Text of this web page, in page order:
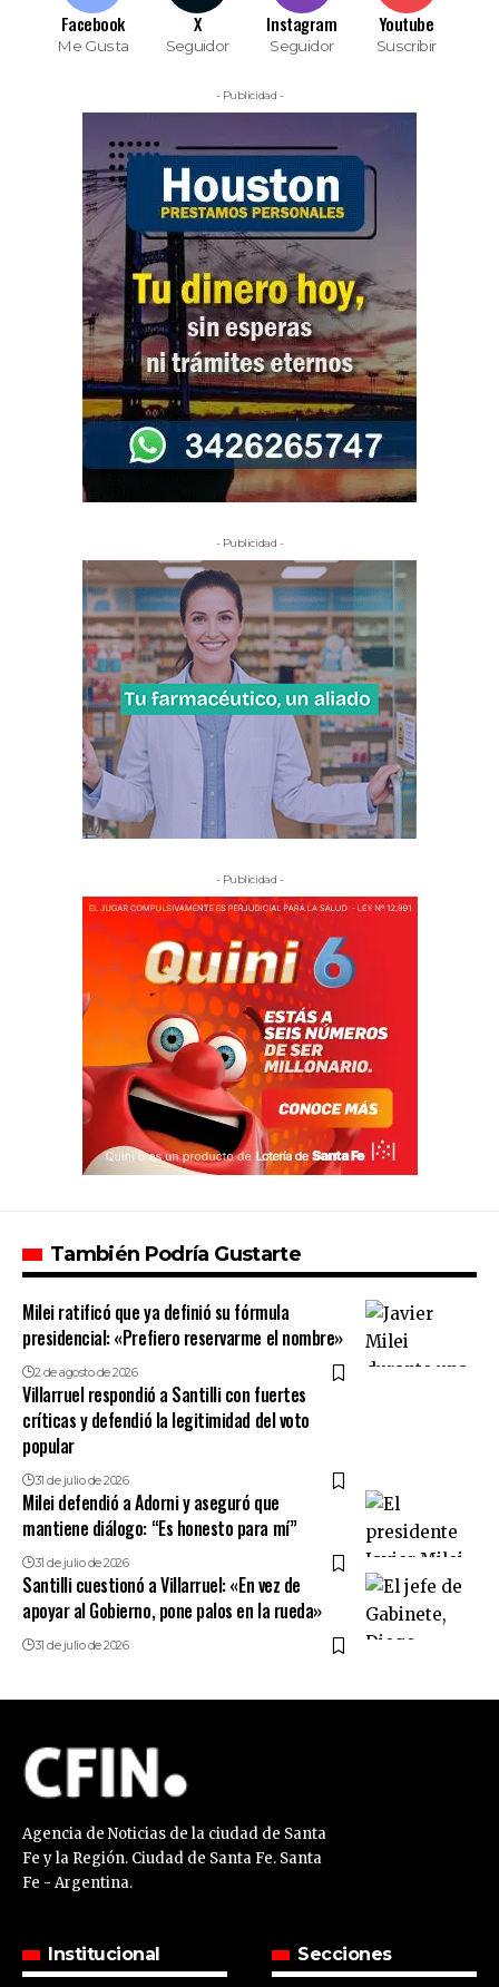
Facebook
Me Gusta
X
Seguidor
Instagram
Seguidor
Youtube
Suscribir
- Publicidad -
- Publicidad -
- Publicidad -
También Podría Gustarte
Milei ratificó que ya definió su fórmula
presidencial: «Prefiero reservarme el nombre»
2 de agosto de 2026
Villarruel respondió a Santilli con fuertes
críticas y defendió la legitimidad del voto
popular
31 de julio de 2026
Milei defendió a Adorni y aseguró que
mantiene diálogo: “Es honesto para mí”
31 de julio de 2026
Santilli cuestionó a Villarruel: «En vez de
apoyar al Gobierno, pone palos en la rueda»
31 de julio de 2026
Agencia de Noticias de la ciudad de Santa
Fe y la Región. Ciudad de Santa Fe. Santa
Fe - Argentina.
Institucional Secciones